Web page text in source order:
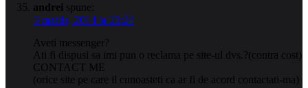
andrei spune:
3 martie, 2014 la 21:24
Aveti messenger?
Ati fi dispusi sa imi pun o reclama pe site-ul dvs.?(contra cost)
CONTACT ME
(orice site pe care il cunoasteti ca ar fi de acord contactati-ma)